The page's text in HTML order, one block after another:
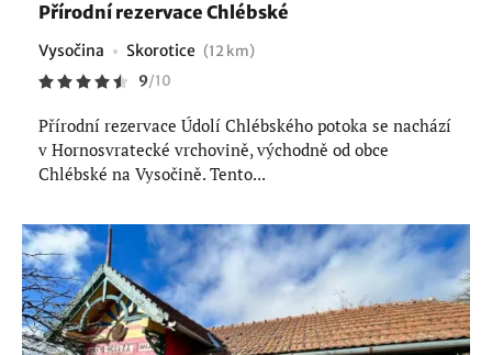
Přírodní rezervace Chlébské
Vysočina Skorotice (12 km)
9/10
Přírodní rezervace Údolí Chlébského potoka se nachází
v Hornosvratecké vrchovině, východně od obce
Chlébské na Vysočině. Tento...